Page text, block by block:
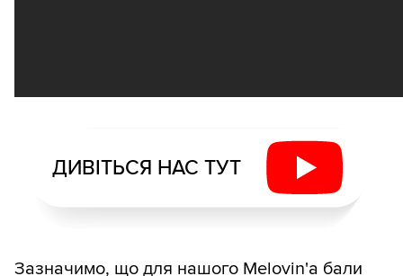
ДИВІТЬСЯ НАС ТУТ
Зазначимо, що для нашого Melovin'а бали